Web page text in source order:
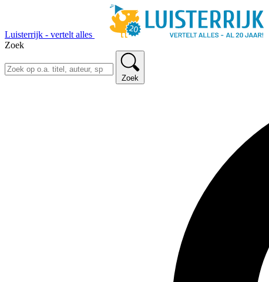
Luisterrijk - vertelt alles
Zoek
Zoek